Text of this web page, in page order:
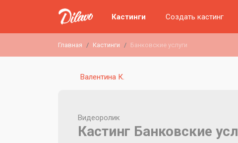
Кастинги Создать кастинг
Главная Кастинги Банковские услуги
Валентина К.
Видеоролик
Кастинг Банковские